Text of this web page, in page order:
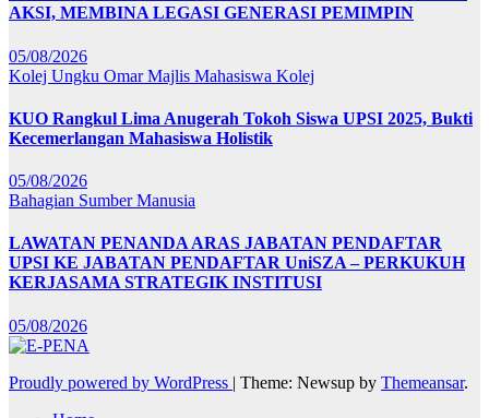
AKSI, MEMBINA LEGASI GENERASI PEMIMPIN
05/08/2026
Kolej Ungku OmarMajlis Mahasiswa Kolej
KUO Rangkul Lima Anugerah Tokoh Siswa UPSI 2025, Bukti
Kecemerlangan Mahasiswa Holistik
05/08/2026
Bahagian Sumber Manusia
LAWATAN PENANDA ARAS JABATAN PENDAFTAR
UPSI KE JABATAN PENDAFTAR UniSZA – PERKUKUH
KERJASAMA STRATEGIK INSTITUSI
05/08/2026
Proudly powered by WordPress | Theme: Newsup by Themeansar.